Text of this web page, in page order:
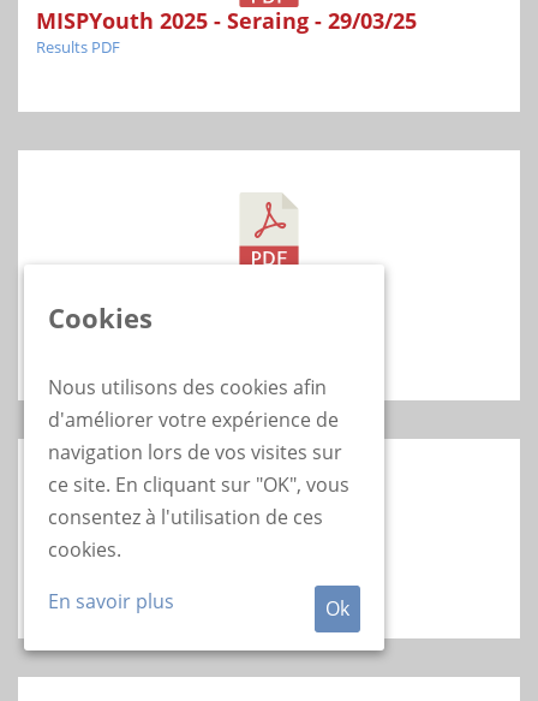
MISPYouth 2025 - Seraing - 29/03/25
Results PDF
Classement général
Meeting du BW - LLN - 23/03/25
Résultats SPLASH
Cookies
Nous utilisons des cookies afin
d'améliorer votre expérience de
navigation lors de vos visites sur
ce site. En cliquant sur "OK", vous
consentez à l'utilisation de ces
cookies.
En savoir plus
Ok